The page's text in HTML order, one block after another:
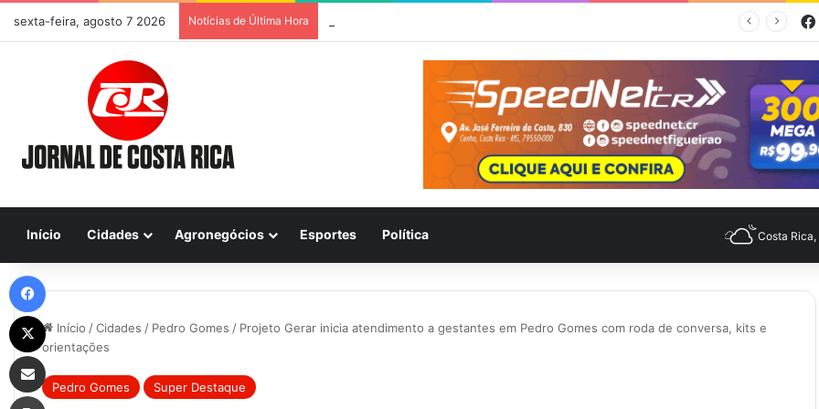
sexta-feira, agosto 7 2026 Notícias de Última Hora
Início Cidades Agronegócios Esportes Política Costa Rica,
Início /Cidades / Pedro Gomes / Projeto Gerar inicia atendimento a gestantes em Pedro Gomes com roda de conversa, kits e
orientações
Pedro Gomes Super Destaque
Compartilhar via e-mail
Imprimir